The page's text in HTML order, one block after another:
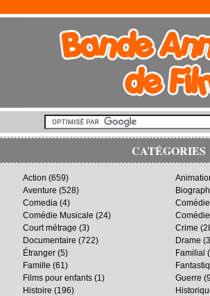
CATÉGORIES
Action (659)
Aventure (528)
Comedia (4) Comédie
Comédie Musicale (24)
Court métrage (3) Crime
Documentaire (722) Drame
Étranger (5) Familial
Famille (61)
Films pour enfants (1) Guerre
Histoire (196)